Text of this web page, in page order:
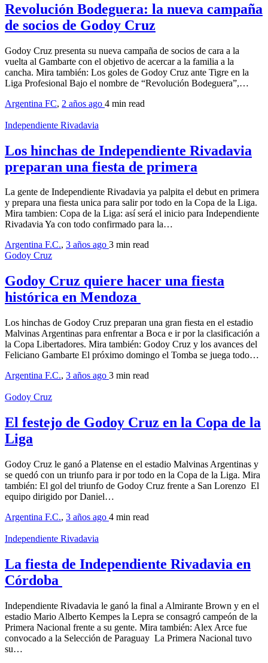
Revolución Bodeguera: la nueva campaña
de socios de Godoy Cruz
Godoy Cruz presenta su nueva campaña de socios de cara a la
vuelta al Gambarte con el objetivo de acercar a la familia a la
cancha. Mira también: Los goles de Godoy Cruz ante Tigre en la
Liga Profesional Bajo el nombre de “Revolución Bodeguera”,…
Argentina FC, 2 años ago 4 min read
Independiente Rivadavia
Los hinchas de Independiente Rivadavia
preparan una fiesta de primera
La gente de Independiente Rivadavia ya palpita el debut en primera
y prepara una fiesta unica para salir por todo en la Copa de la Liga.
Mira tambien: Copa de la Liga: así será el inicio para Independiente
Rivadavia Ya con todo confirmado para la…
Argentina F.C., 3 años ago 3 min read
Godoy Cruz
Godoy Cruz quiere hacer una fiesta
histórica en Mendoza
Los hinchas de Godoy Cruz preparan una gran fiesta en el estadio
Malvinas Argentinas para enfrentar a Boca e ir por la clasificación a
la Copa Libertadores. Mira también: Godoy Cruz y los avances del
Feliciano Gambarte El próximo domingo el Tomba se juega todo…
Argentina F.C., 3 años ago 3 min read
Godoy Cruz
El festejo de Godoy Cruz en la Copa de la
Liga
Godoy Cruz le ganó a Platense en el estadio Malvinas Argentinas y
se quedó con un triunfo para ir por todo en la Copa de la Liga. Mira
también: El gol del triunfo de Godoy Cruz frente a San Lorenzo El
equipo dirigido por Daniel…
Argentina F.C., 3 años ago 4 min read
Independiente Rivadavia
La fiesta de Independiente Rivadavia en
Córdoba
Independiente Rivadavia le ganó la final a Almirante Brown y en el
estadio Mario Alberto Kempes la Lepra se consagró campeón de la
Primera Nacional frente a su gente. Mira también: Alex Arce fue
convocado a la Selección de Paraguay La Primera Nacional tuvo
su…